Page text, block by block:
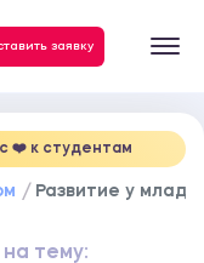
заявку
❤️ к студентам
Развитие у
тему: